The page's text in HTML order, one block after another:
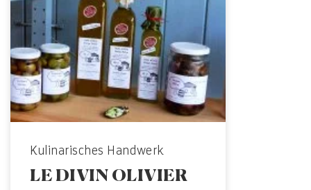
Kulinarisches Handwerk
LE DIVIN OLIVIER